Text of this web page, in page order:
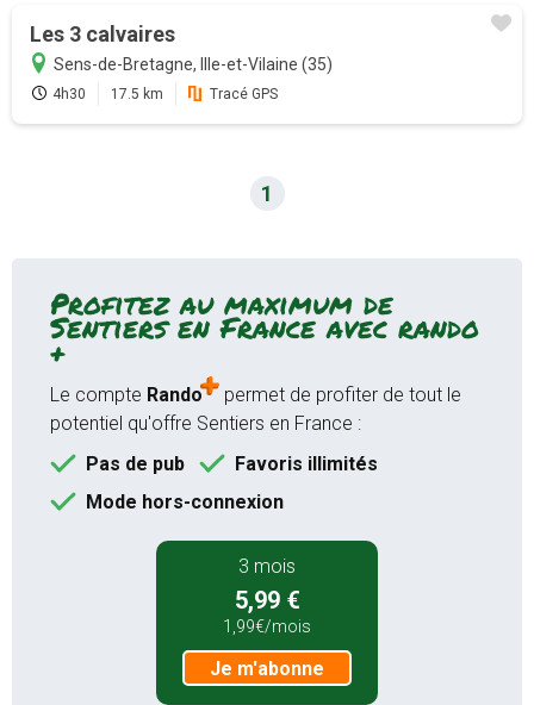
Les 3 calvaires
Sens-de-Bretagne, Ille-et-Vilaine (35)
4h30 17.5 km Tracé GPS
1
Profitez au maximum de
Sentiers en France avec rando
+
Le compte Rando
permet de profiter de tout le
potentiel qu'offre Sentiers en France :
Pas de pub
Favoris illimités
Mode hors-connexion
3 mois
5,99 €
1,99€/mois
Je m'abonne
Profitez au maximum de Sentiers en
France avec l'abonnement
Version payante
l'application Android et iOS
GPS randonnée temps réel
(application)
Je m'abonne
9,99 €
0,83€/mois
Je m'abonne